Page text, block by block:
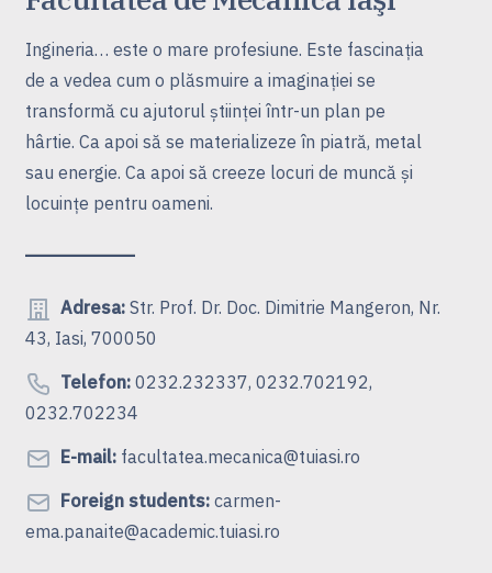
Ingineria… este o mare profesiune. Este fascinaţia
de a vedea cum o plăsmuire a imaginaţiei se
transformă cu ajutorul ştiinţei într-un plan pe
hârtie. Ca apoi să se materializeze în piatră, metal
sau energie. Ca apoi să creeze locuri de muncă şi
locuinţe pentru oameni.
Adresa:Str. Prof. Dr. Doc. Dimitrie Mangeron, Nr.
43, Iasi, 700050
Telefon:0232.232337, 0232.702192,
0232.702234
E-mail:facultatea.mecanica@tuiasi.ro
Foreign students:carmen-
ema.panaite@academic.tuiasi.ro